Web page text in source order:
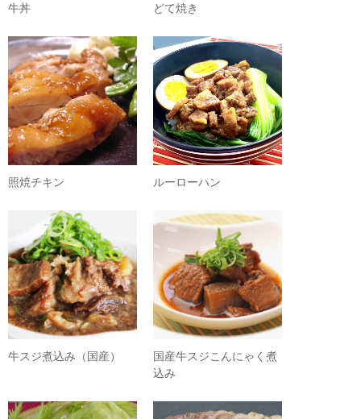
牛丼 どて焼き
照焼チキン ルーローハン
牛スジ煮込み（国産）
国産牛スジこんにゃく煮
込み